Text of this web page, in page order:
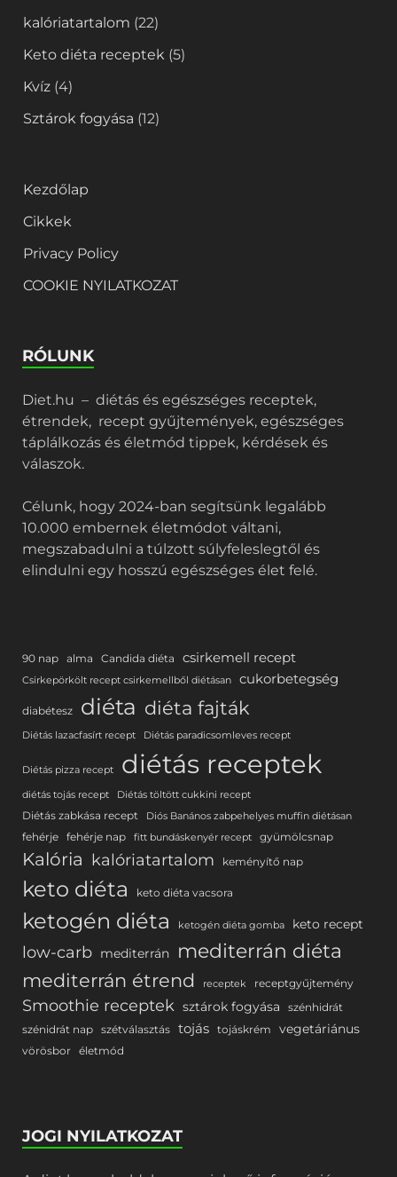
kalóriatartalom (22)
Keto diéta receptek (5)
Kvíz (4)
Sztárok fogyása (12)
Kezdőlap
Cikkek
Privacy Policy
COOKIE NYILATKOZAT
RÓLUNK
Diet.hu – diétás és egészséges receptek,
étrendek, recept gyűjtemények, egészséges
táplálkozás és életmód tippek, kérdések és
válaszok.
Célunk, hogy 2024-ban segítsünk legalább
10.000 embernek életmódot váltani,
megszabadulni a túlzott súlyfeleslegtől és
elindulni egy hosszú egészséges élet felé.
90 nap alma Candida diéta csirkemell recept
Csirkepörkölt recept csirkemellből diétásan cukorbetegség
diabétesz diéta diéta fajták
Diétás lazacfasírt recept Diétás paradicsomleves recept
Diétás pizza recept diétás receptek
diétás tojás recept Diétás töltött cukkini recept
Diétás zabkása recept Diós Banános zabpehelyes muffin diétásan
fehérje fehérje nap fitt bundáskenyér recept gyümölcsnap
Kalória kalóriatartalom keményítő nap
keto diéta keto diéta vacsora
ketogén diéta ketogén diéta gomba keto recept
low-carb mediterrán mediterrán diéta
mediterrán étrend receptek receptgyűjtemény
Smoothie receptek sztárok fogyása
szénhidrát
szénidrát nap szétválasztás tojás tojáskrém vegetáriánus
vörösbor életmód
JOGI NYILATKOZAT